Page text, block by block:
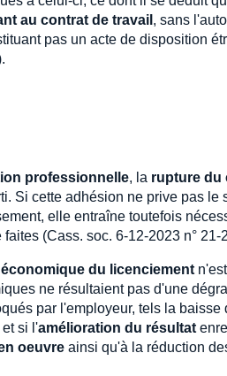
au contrat de travail , sans
pas un acte de disposition
professionnelle, la rupture du
Si cette adhésion ne prive pas le
elle entraîne toutefois
(Cass. soc. 6-12-2023 n° 21-
du licenciementn'est
ne résultaient pas d'une
par l'employeur, tels la baisse
si l'amélioration du résultat
oeuvre ainsi qu'à la réduction